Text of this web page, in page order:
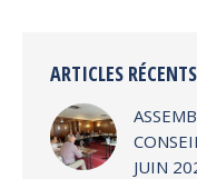
ARTICLES RÉCENTS
JUIN